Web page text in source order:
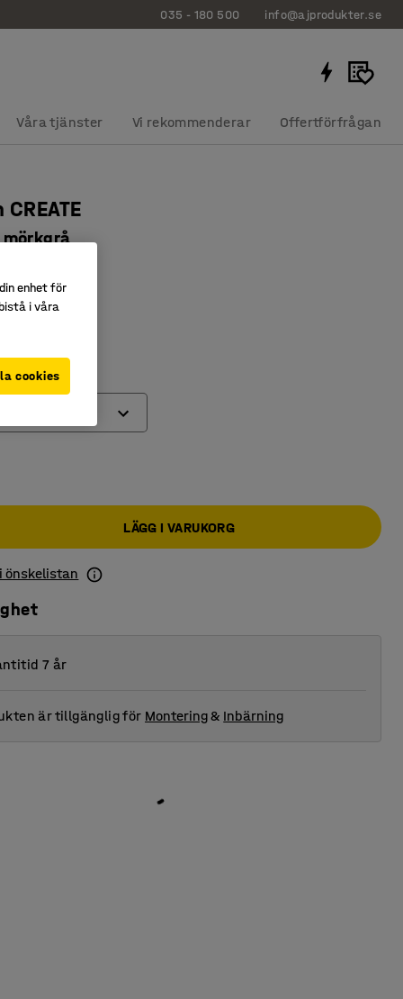
035 - 180 500 info@ajprodukter.se
Våra tjänster Vi rekommenderar Offertförfrågan
ventilation
LÄGG I VARUKORG
önskelistan
7 år
är tillgänglig för Montering& Inbärning
enhet för
i våra
cookies